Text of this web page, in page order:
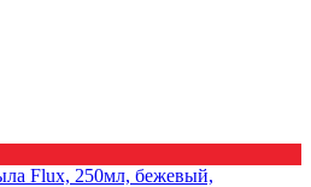
Flux, 250мл, бежевый,